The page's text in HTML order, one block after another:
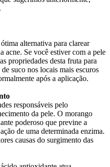
alternativa para clarear
acne. Se você estiver com a pele
propriedades desta fruta para
suco nos locais mais escuros
após a aplicação.
responsáveis pelo
da pele. O morango
poderoso que previne a
de uma determinada enzima.
causas do surgimento das